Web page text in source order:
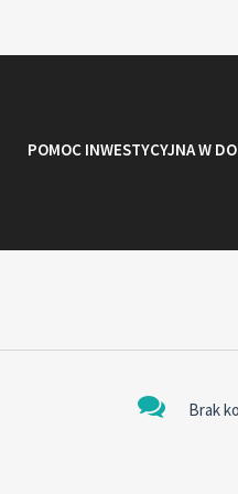
POMOC INWESTYCYJNA W
Brak